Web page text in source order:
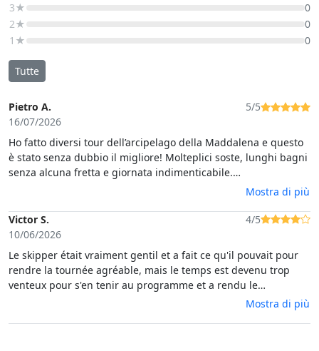
3★
0
2★
0
1★
0
Tutte
Pietro A.
16/07/2026
5/5
Ho fatto diversi tour dell’arcipelago della Maddalena e questo
è stato senza dubbio il migliore! Molteplici soste, lunghi bagni
senza alcuna fretta e giornata indimenticabile.
Mostra di più
Victor S.
10/06/2026
4/5
Le skipper était vraiment gentil et a fait ce qu'il pouvait pour
rendre la tournée agréable, mais le temps est devenu trop
venteux pour s'en tenir au programme et a rendu le
Mostra di più